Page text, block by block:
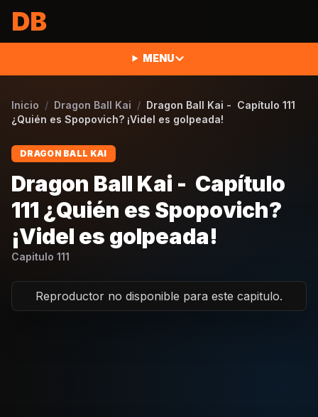
DB
MENU
Inicio / Dragon Ball Kai / Dragon Ball Kai - Capítulo 111
¿Quién es Spopovich? ¡Videl es golpeada!
DRAGON BALL KAI
Dragon Ball Kai - Capítulo
111 ¿Quién es Spopovich?
¡Videl es golpeada!
Capitulo 111
Reproductor no disponible para este capitulo.